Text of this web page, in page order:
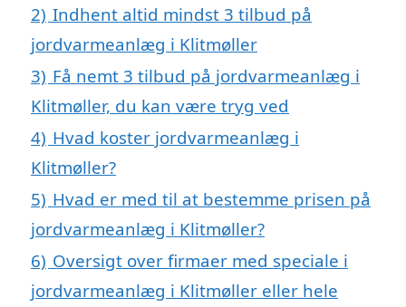
2) Indhent altid mindst 3 tilbud på
jordvarmeanlæg i Klitmøller
3) Få nemt 3 tilbud på jordvarmeanlæg i
Klitmøller, du kan være tryg ved
4) Hvad koster jordvarmeanlæg i
Klitmøller?
5) Hvad er med til at bestemme prisen på
jordvarmeanlæg i Klitmøller?
6) Oversigt over firmaer med speciale i
jordvarmeanlæg i Klitmøller eller hele